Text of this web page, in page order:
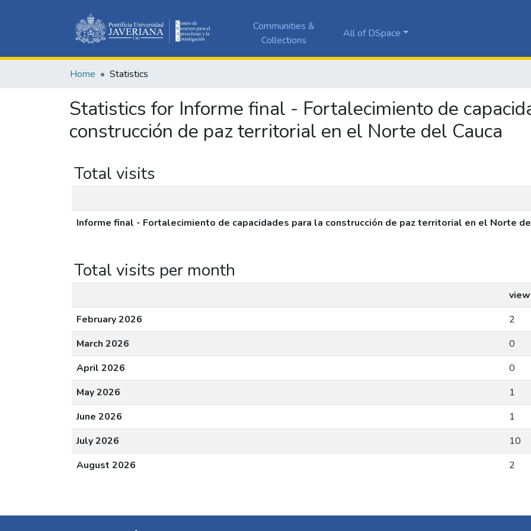
Communities &
Collections
All of DSpace
Home Statistics
Statistics for Informe final - Fortalecimiento de
construcción de paz territorial en el Norte del Cauca
Total visits
Informe final - Fortalecimiento de capacidades para la construcción de paz territorial en el Norte
Total visits per month
February 2026
2
March 2026
0
April 2026
0
May 2026
1
June 2026
1
July 2026
10
August 2026
2